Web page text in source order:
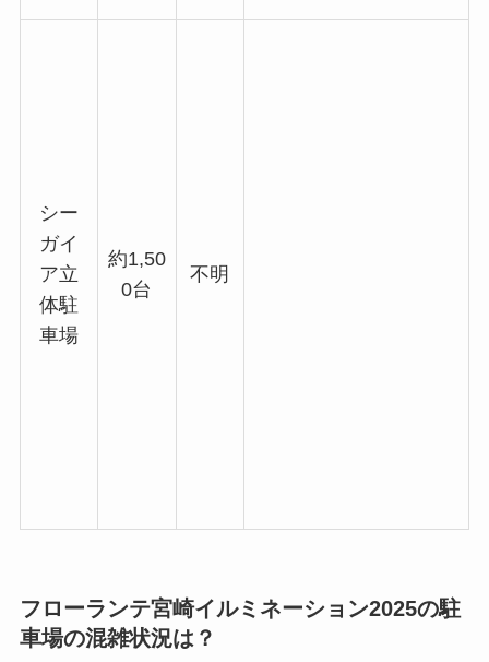
シー
ガイ
ア立
体駐
車場
約1,50
0台
不明
フローランテ宮崎イルミネーション2025の駐
車場の混雑状況は？